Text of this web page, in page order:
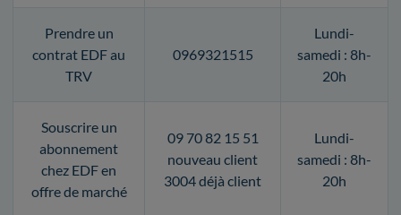
Prendre un
contrat EDF au
TRV
0969321515
Lundi-
samedi : 8h-
20h
Souscrire un
abonnement
chez EDF en
offre de marché
09 70 82 15 51
nouveau client
3004 déjà client
Lundi-
samedi : 8h-
20h